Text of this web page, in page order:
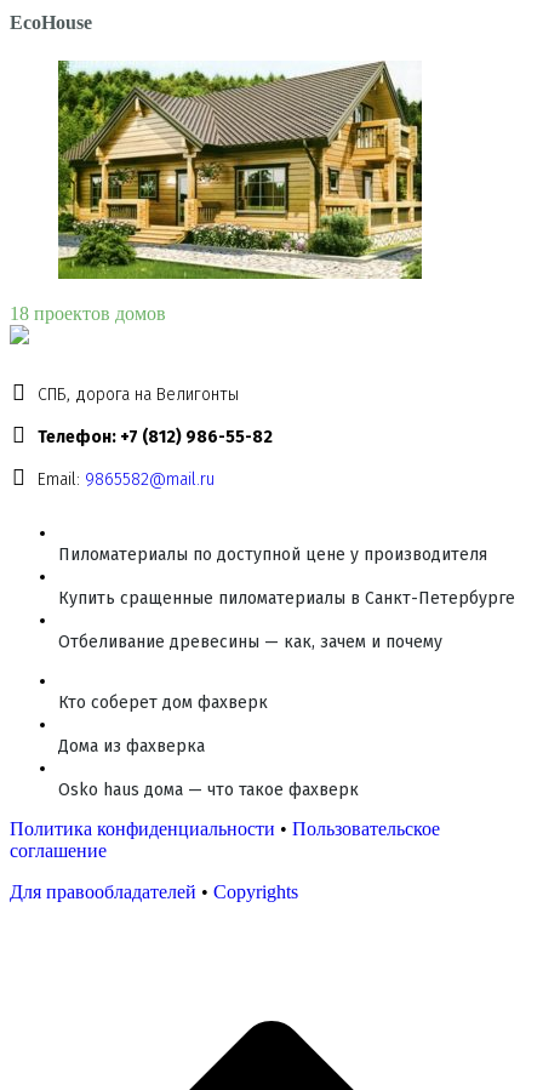
EcoHouse
18 проектов домов
СПБ, дорога на Велигонты
Телефон: +7 (812) 986-55-82
Email: 9865582@mail.ru
Пиломатериалы по доступной цене у производителя
Купить сращенные пиломатериалы в Санкт-Петербурге
Отбеливание древесины — как, зачем и почему
Кто соберет дом фахверк
Дома из фахверка
Osko haus дома — что такое фахверк
Политика конфиденциальности • Пользовательское
соглашение
Для правообладателей • Copyrights